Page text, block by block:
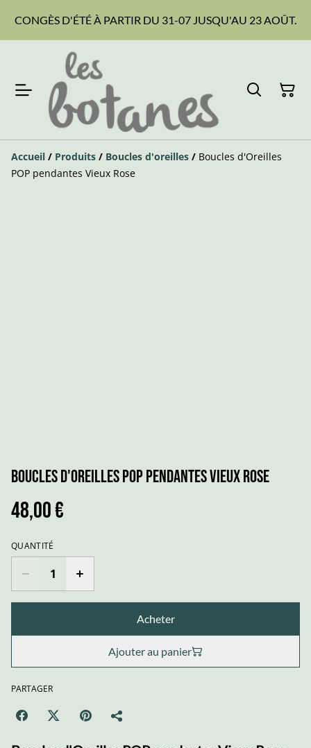
CONGÈS D'ÉTÉ À PARTIR DU 31-07 JUSQU'AU 23 AOÛT.
Accueil / Produits / Boucles d'oreilles / Boucles d'Oreilles
POP pendantes Vieux Rose
Boucles d'Oreilles POP pendantes Vieux Rose
48,00 €
QUANTITÉ
Acheter
Ajouter au panier
PARTAGER